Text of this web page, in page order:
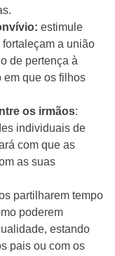
estimule
a união
de pertença à
em que os filhos
os irmãos:
individuais de
com que as
as suas
partilharem tempo
poderem
estando
pais ou com os